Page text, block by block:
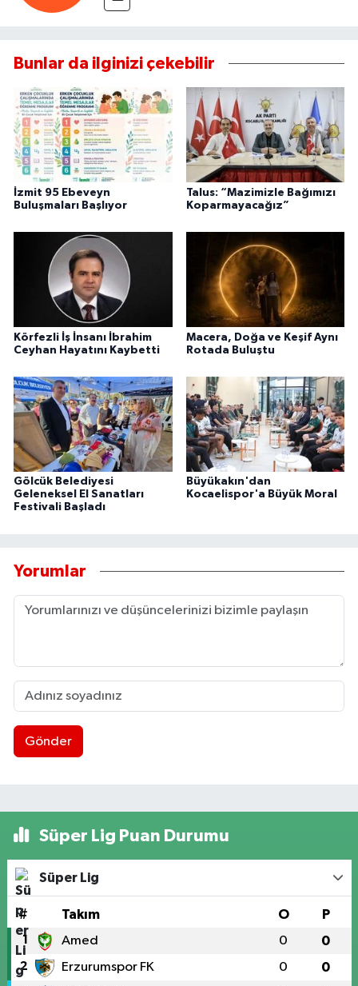
Bunlar da ilginizi çekebilir
İzmit 95 Ebeveyn
Buluşmaları Başlıyor
Talus: “Mazimizle Bağımızı
Koparmayacağız”
Körfezli İş İnsanı İbrahim
Ceyhan Hayatını Kaybetti
Macera, Doğa ve Keşif Aynı
Rotada Buluştu
Gölcük Belediyesi
Geleneksel El Sanatları
Festivali Başladı
Büyükakın'dan
Kocaelispor'a Büyük Moral
Yorumlar
Gönder
Süper Lig Puan Durumu
Süper Lig
# Takım O P
1 Amed 0 0
2 Erzurumspor FK 0 0